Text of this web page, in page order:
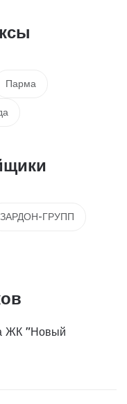
Парма
ЗАРДОН-ГРУПП
ЖК "Новый